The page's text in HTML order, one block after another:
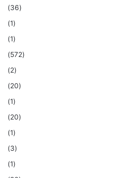
(36)
(1)
(1)
(572)
(2)
(20)
(1)
(20)
(1)
(3)
(1)